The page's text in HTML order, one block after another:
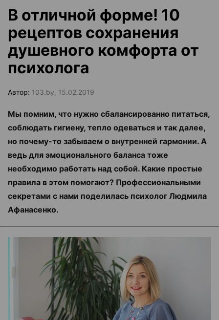
В отличной форме! 10
рецептов сохранения
душевного комфорта от
психолога
Автор: 103.by, 15.02.2019
Мы помним, что нужно сбалансированно питаться,
соблюдать гигиену, тепло одеваться и так далее,
но почему-то забываем о внутренней гармонии. А
ведь для эмоционального баланса тоже
необходимо работать над собой. Какие простые
правила в этом помогают? Профессиональными
секретами с нами поделилась психолог Людмила
Афанасенко.